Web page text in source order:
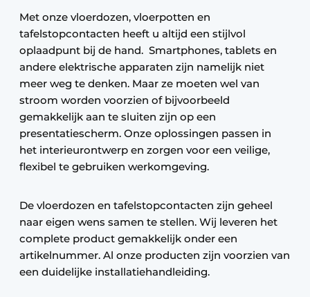
Met onze vloerdozen, vloerpotten en
tafelstopcontacten heeft u altijd een stijlvol
oplaadpunt bij de hand. Smartphones, tablets en
andere elektrische apparaten zijn namelijk niet
meer weg te denken. Maar ze moeten wel van
stroom worden voorzien of bijvoorbeeld
gemakkelijk aan te sluiten zijn op een
presentatiescherm. Onze oplossingen passen in
het interieurontwerp en zorgen voor een veilige,
flexibel te gebruiken werkomgeving.
De vloerdozen en tafelstopcontacten zijn geheel
naar eigen wens samen te stellen. Wij leveren het
complete product gemakkelijk onder een
artikelnummer. Al onze producten zijn voorzien van
een duidelijke installatiehandleiding.